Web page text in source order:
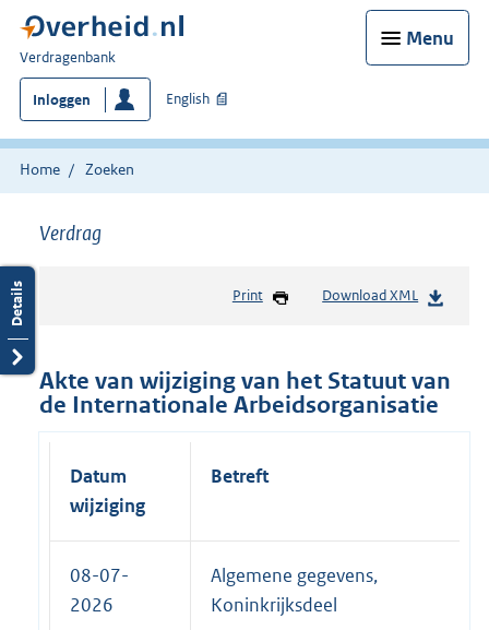
Menu
U
bent
hier:
Verdragenbank
Inloggen English
Home Zoeken
Verdrag
Print Download XML
Akte van wijziging van het Statuut van
de Internationale Arbeidsorganisatie
Datum
wijziging
Betreft
08-07-
2026
Algemene gegevens,
Koninkrijksdeel